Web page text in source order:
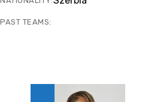
PAST TEAMS: